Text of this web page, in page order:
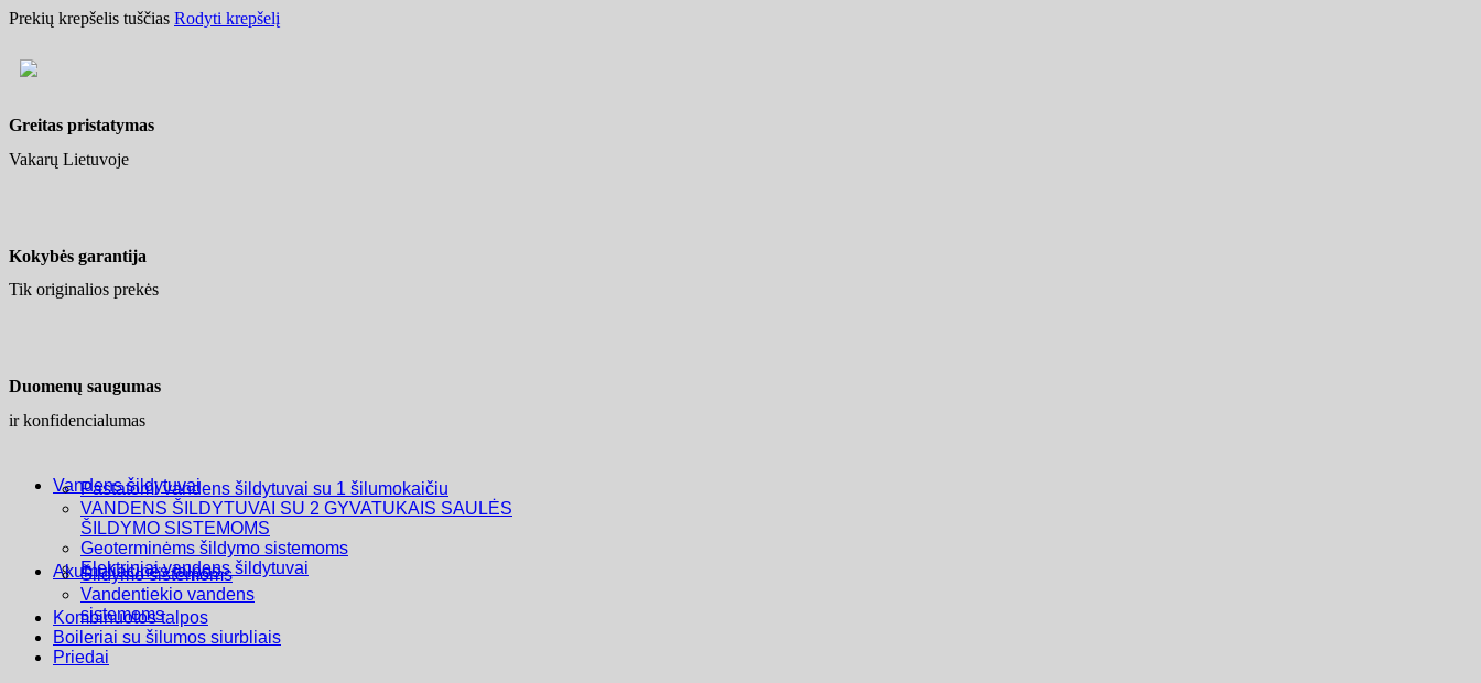
Prekių krepšelis tuščias Rodyti krepšelį
Greitas pristatymas
Vakarų Lietuvoje
Kokybės garantija
Tik originalios prekės
Duomenų saugumas
ir konfidencialumas
Vandens šildytuvai
Pastatomi vandens šildytuvai su 1 šilumokaičiu
VANDENS ŠILDYTUVAI SU 2 GYVATUKAIS SAULĖS
ŠILDYMO SISTEMOMS
Geoterminėms šildymo sistemoms
Elektriniai vandens šildytuvai
Akumuliacinės talpos
Šildymo sistemoms
Vandentiekio vandens
sistemoms
Kombinuotos talpos
Boileriai su šilumos siurbliais
Priedai